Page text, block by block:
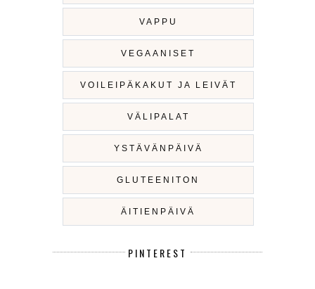
VAPPU
VEGAANISET
VOILEIPÄKAKUT JA LEIVÄT
VÄLIPALAT
YSTÄVÄNPÄIVÄ
GLUTEENITON
ÄITIENPÄIVÄ
PINTEREST